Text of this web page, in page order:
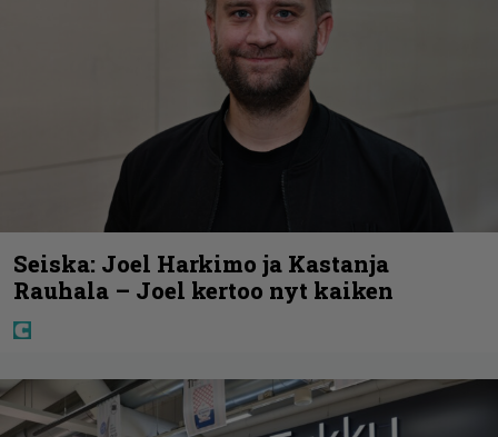
Seiska: Joel Harkimo ja Kastanja
Rauhala – Joel kertoo nyt kaiken